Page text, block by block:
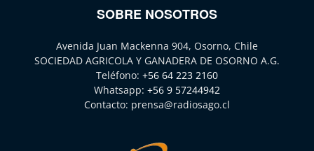
SOBRE NOSOTROS
Avenida Juan Mackenna 904, Osorno, Chile
SOCIEDAD AGRICOLA Y GANADERA DE OSORNO A.G.
Teléfono: +56 64 223 2160
Whatsapp: +56 9 57244942
Contacto: prensa@radiosago.cl